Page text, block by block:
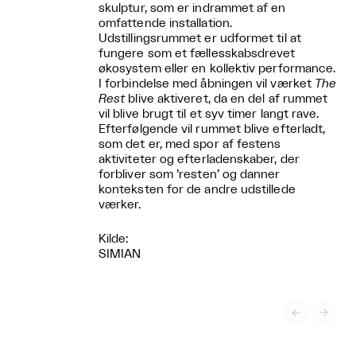
skulptur, som er indrammet af en
omfattende installation.
Udstillingsrummet er udformet til at
fungere som et fællesskabsdrevet
økosystem eller en kollektiv performance.
I forbindelse med åbningen vil værket The
Restblive aktiveret, da en del af rummet
vil blive brugt til et syv timer langt rave.
Efterfølgende vil rummet blive efterladt,
som det er, med spor af festens
aktiviteter og efterladenskaber, der
forbliver som ’resten’ og danner
konteksten for de andre udstillede
værker.
Kilde:
SIMIAN
 